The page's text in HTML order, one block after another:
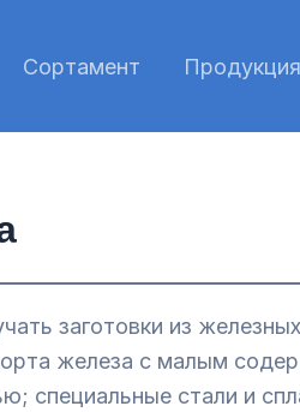
Сортамент Продукция
заготовки из
железа с малым
специальные стали и